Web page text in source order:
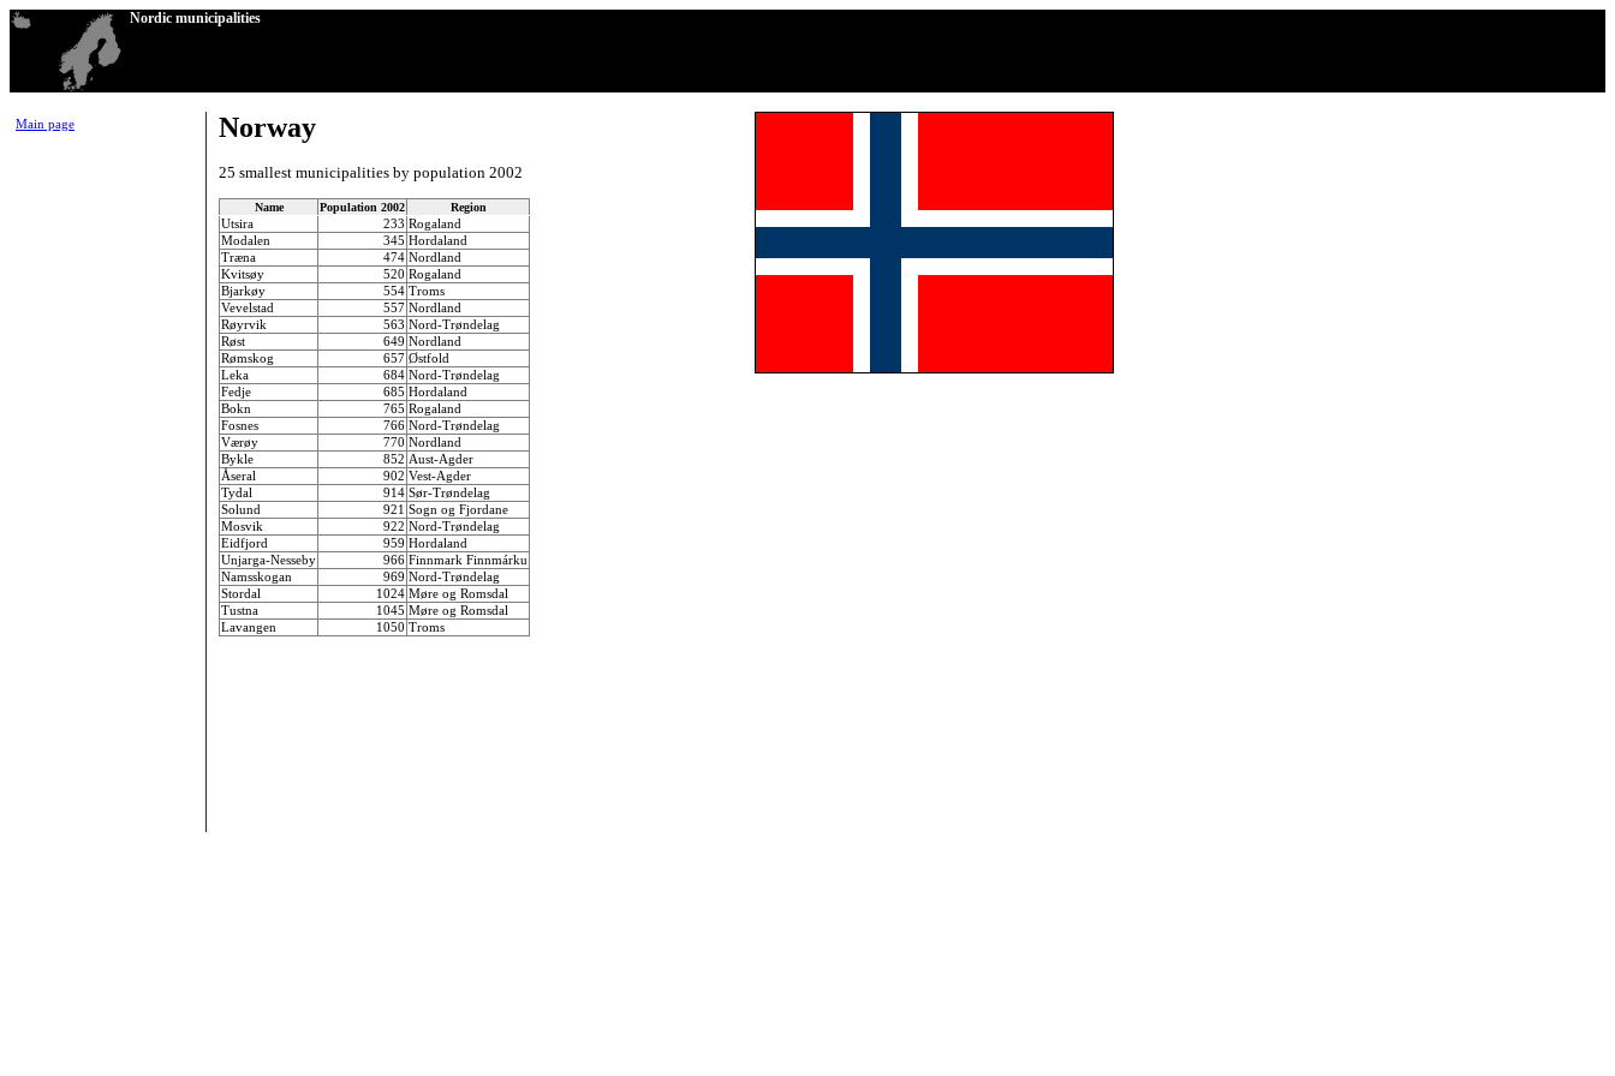
Nordic municipalities
Main page Norway
25 smallest municipalities by population 2002
Name Population 2002
Region
Utsira
233 Rogaland
Modalen
345 Hordaland
Træna
474 Nordland
Kvitsøy
520 Rogaland
Bjarkøy
554 Troms
Vevelstad
557 Nordland
Røyrvik
563 Nord-Trøndelag
Røst
649 Nordland
Rømskog
657 Østfold
Leka
684 Nord-Trøndelag
Fedje
685 Hordaland
Bokn
765 Rogaland
Fosnes
766 Nord-Trøndelag
Værøy
770 Nordland
Bykle
852 Aust-Agder
Åseral
902 Vest-Agder
Tydal
914 Sør-Trøndelag
Solund
921 Sogn og Fjordane
Mosvik
922 Nord-Trøndelag
Eidfjord
959 Hordaland
Unjarga-Nesseby
966 Finnmark Finnmárku
Namsskogan
969 Nord-Trøndelag
Stordal
1024 Møre og Romsdal
Tustna
1045 Møre og Romsdal
Lavangen
1050 Troms